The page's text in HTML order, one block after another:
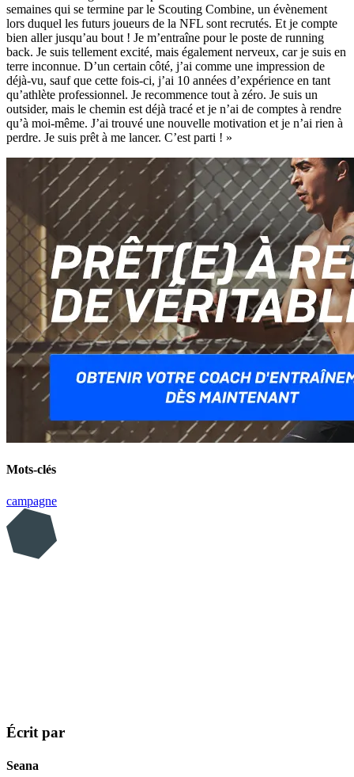
semaines qui se termine par le Scouting Combine, un évènement
lors duquel les futurs joueurs de la NFL sont recrutés. Et je compte
bien aller jusqu’au bout ! Je m’entraîne pour le poste de running
back. Je suis tellement excité, mais également nerveux, car je suis en
terre inconnue. D’un certain côté, j’ai comme une impression de
déjà-vu, sauf que cette fois-ci, j’ai 10 années d’expérience en tant
qu’athlète professionnel. Je recommence tout à zéro. Je suis un
outsider, mais le chemin est déjà tracé et je n’ai de comptes à rendre
qu’à moi-même. J’ai trouvé une nouvelle motivation et je n’ai rien à
perdre. Je suis prêt à me lancer. C’est parti ! »
Mots-clés
campagne
Écrit par
Seana